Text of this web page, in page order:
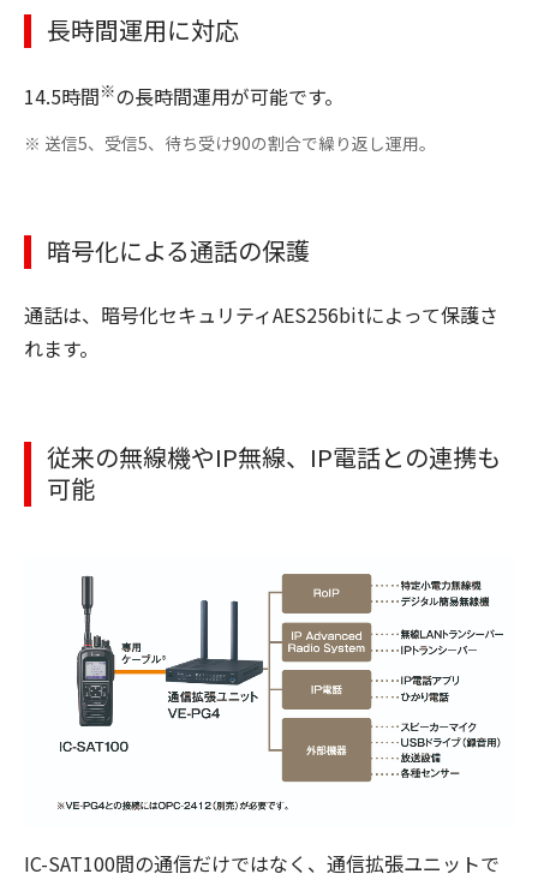
長時間運用に対応
14.5時間※の長時間運用が可能です。
※ 送信5、受信5、待ち受け90の割合で繰り返し運用。
暗号化による通話の保護
通話は、暗号化セキュリティAES256bitによって保護さ
れます。
従来の無線機やIP無線、IP電話との連携も
可能
IC-SAT100間の通信だけではなく、通信拡張ユニットで